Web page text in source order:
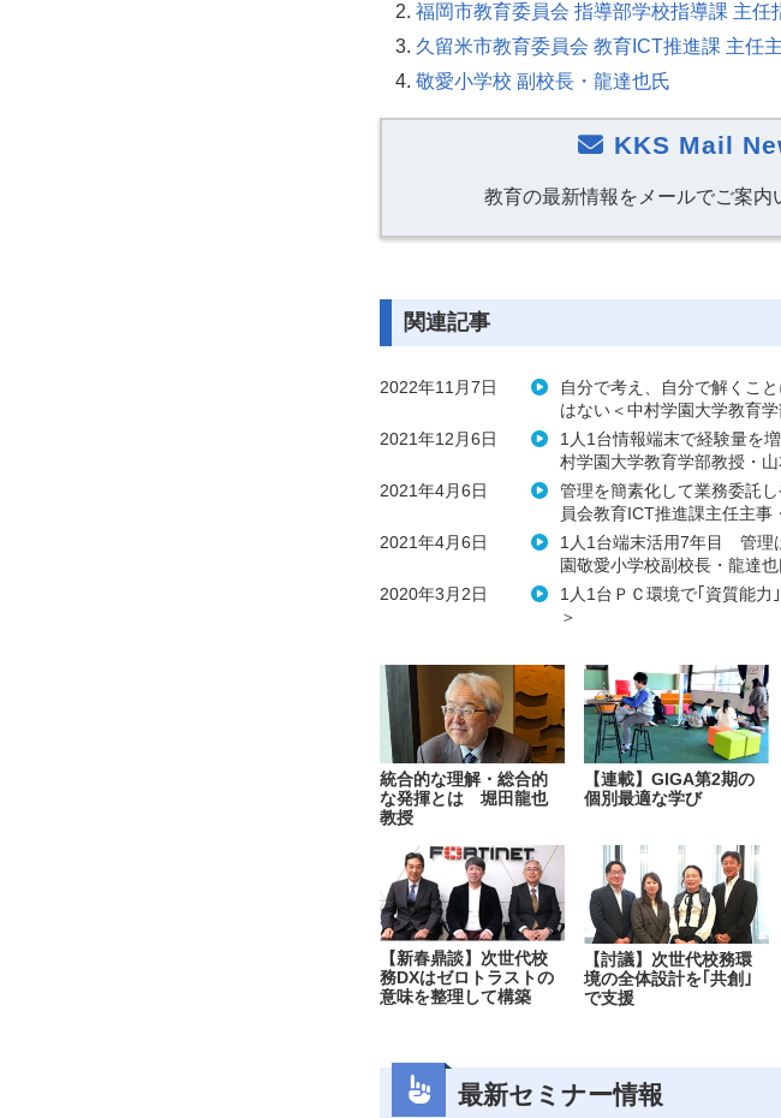
福岡市教育委員会 指導部学校指導課 主任
久留米市教育委員会 教育ICT推進課 主任
敬愛小学校 副校長・龍達也氏
KKS Mail
教育の最新情報をメールでご案内
関連記事
2022年11月7日
自分で考え、自分で解くこ
はない＜中村学園大学教育
2021年12月6日
1人1台情報端末で経験量を
村学園大学教育学部教授・山
2021年4月6日
管理を簡素化して業務委託
員会教育ICT推進課主任主事
2021年4月6日
1人1台端末活用7年目 管理
園敬愛小学校副校長・龍達也
2020年3月2日
1人1台ＰＣ環境で｢資質能力
＞
統合的な理解・総合的
な発揮とは 堀田龍也
教授
【連載】GIGA第2期の
個別最適な学び
【新春鼎談】次世代校
務DXはゼロトラストの
意味を整理して構築
【討議】次世代校務環
境の全体設計を｢共創｣
で支援
最新セミナー情報